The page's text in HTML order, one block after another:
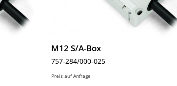
M12 S/A-Box
757-284/000-025
Preis auf Anfrage